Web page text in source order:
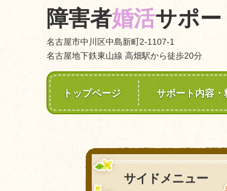
障害者婚活サポ
名古屋市中川区中島新町2-1107-1
名古屋地下鉄東山線 高畑駅から徒歩20分
トップページ サポート内容・
サイドメニュー